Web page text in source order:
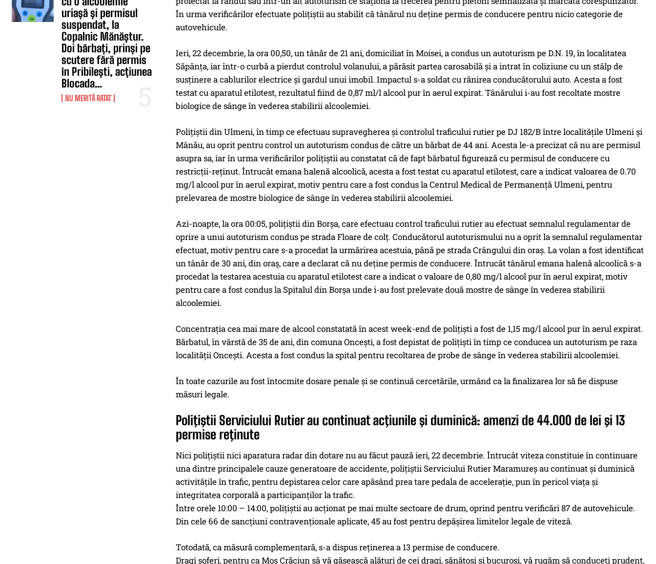
uriașă și permisul
suspendat, la
Copalnic Mănăștur.
Doi bărbați, prinși pe
scutere fără permis
în Pribilești, acțiunea
Blocada...
NU MERITĂ RATAT
În urma verificărilor efectuate poliţiştii au stabilit că tânărul nu deţine permis de conducere pentru nicio categorie de
autovehicule.
Ieri, 22 decembrie, la ora 00,50, un tânăr de 21 ani, domiciliat în Moisei, a condus un autoturism pe D.N. 19, în localitatea
Săpânţa, iar într-o curbă a pierdut controlul volanului, a părăsit partea carosabilă şi a intrat în coliziune cu un stâlp de
susţinere a cablurilor electrice şi gardul unui imobil. Impactul s-a soldat cu rănirea conducătorului auto. Acesta a fost
testat cu aparatul etilotest, rezultatul fiind de 0,87 ml/l alcool pur în aerul expirat. Tânărului i-au fost recoltate mostre
biologice de sânge în vederea stabilirii alcoolemiei.
Poliţiştii din Ulmeni, în timp ce efectuau supravegherea şi controlul traficului rutier pe DJ 182/B între localitățile Ulmeni și
Mânău, au oprit pentru control un autoturism condus de către un bărbat de 44 ani. Acesta le-a precizat că nu are permisul
asupra sa, iar în urma verificărilor poliţiştii au constatat că de fapt bărbatul figurează cu permisul de conducere cu
restricții-reținut. Întrucât emana halenă alcoolică, acesta a fost testat cu aparatul etilotest, care a indicat valoarea de 0.70
mg/l alcool pur în aerul expirat, motiv pentru care a fost condus la Centrul Medical de Permanență Ulmeni, pentru
prelevarea de mostre biologice de sânge în vederea stabilirii alcoolemiei.
Azi-noapte, la ora 00:05, poliţiştii din Borşa, care efectuau control traficului rutier au efectuat semnalul regulamentar de
oprire a unui autoturism condus pe strada Floare de colț. Conducătorul autoturismului nu a oprit la semnalul regulamentar
efectuat, motiv pentru care s-a procedat la urmărirea acestuia, până pe strada Crângului din oraş. La volan a fost identificat
un tânăr de 30 ani, din oraş, care a declarat că nu deţine permis de conducere. Întrucât tânărul emana halenă alcoolică s-a
procedat la testarea acestuia cu aparatul etilotest care a indicat o valoare de 0,80 mg/l alcool pur în aerul expirat, motiv
pentru care a fost condus la Spitalul din Borșa unde i-au fost prelevate două mostre de sânge în vederea stabilirii
alcoolemiei.
Concentraţia cea mai mare de alcool constatată în acest week-end de poliţişti a fost de 1,15 mg/l alcool pur în aerul expirat.
Bărbatul, în vârstă de 35 de ani, din comuna Onceşti, a fost depistat de poliţişti în timp ce conducea un autoturism pe raza
localităţii Onceşti. Acesta a fost condus la spital pentru recoltarea de probe de sânge în vederea stabilirii alcoolemiei.
În toate cazurile au fost întocmite dosare penale şi se continuă cercetările, urmând ca la finalizarea lor să fie dispuse
măsuri legale.
Poliţiştii Serviciului Rutier au continuat acţiunile şi duminică: amenzi de 44.000 de lei şi 13
permise reţinute
Nici poliţiştii nici aparatura radar din dotare nu au făcut pauză ieri, 22 decembrie. Întrucât viteza constituie în continuare
una dintre principalele cauze generatoare de accidente, poliţiştii Serviciului Rutier Maramureş au continuat şi duminică
activităţile în trafic, pentru depistarea celor care apăsând prea tare pedala de acceleraţie, pun în pericol viaţa şi
integritatea corporală a participanţilor la trafic.
Între orele 10:00 – 14:00, poliţiştii au acţionat pe mai multe sectoare de drum, oprind pentru verificări 87 de autovehicule.
Din cele 66 de sancţiuni contravenţionale aplicate, 45 au fost pentru depăşirea limitelor legale de viteză.
Totodată, ca măsură complementară, s-a dispus reţinerea a 13 permise de conducere.
Dragi şoferi, pentru ca Moş Crăciun să vă găsească alături de cei dragi, sănătoşi şi bucuroşi, vă rugăm să conduceţi prudent,